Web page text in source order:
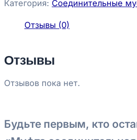
Категория: Соединительные
Отзывы (0)
Отзывы
Отзывов пока нет.
Будьте первым, кто